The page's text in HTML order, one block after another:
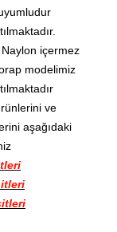
Naylon içermez
modelimiz
ve
aşağıdaki